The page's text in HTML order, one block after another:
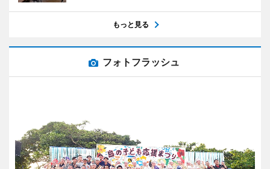
もっと見る
フォトフラッシュ